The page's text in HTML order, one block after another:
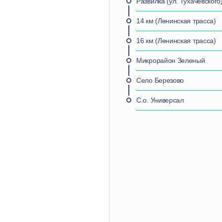
14 км (Ленинская трасса)
16 км (Ленинская трасса)
Микрорайон Зеленый
Село Березово
С.о. Универсал